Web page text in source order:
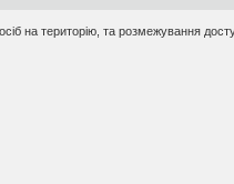
на територію, та розмежування